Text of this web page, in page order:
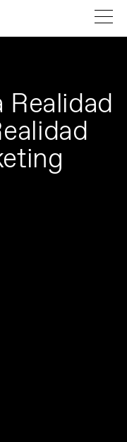
Realidad